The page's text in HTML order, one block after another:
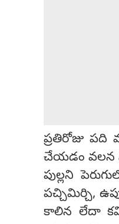
ప్రతిరోజు
చేయడం వలన
పుల్లని
పచ్చిమిర్చి,
కాలిన లేదా